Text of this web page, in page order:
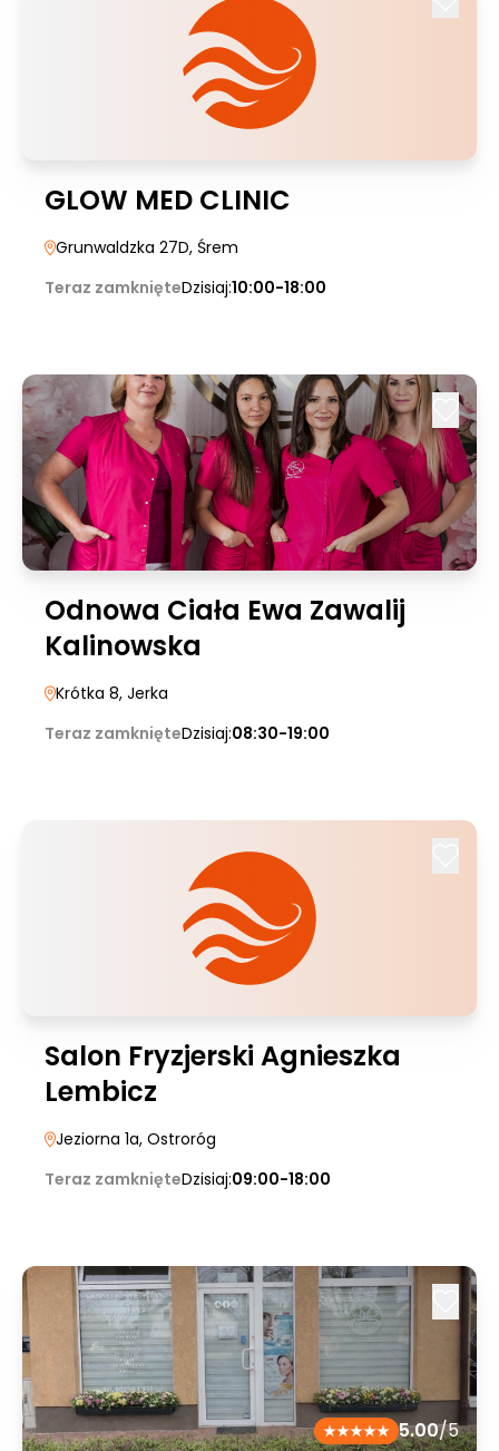
GLOW MED CLINIC
Grunwaldzka 27D, Śrem
Teraz zamknięteDzisiaj:10:00-18:00
Odnowa Ciała Ewa Zawalij
Kalinowska
Krótka 8, Jerka
Teraz zamknięteDzisiaj:08:30-19:00
Salon Fryzjerski Agnieszka
Lembicz
Jeziorna 1a, Ostroróg
Teraz zamknięteDzisiaj:09:00-18:00
5.00/5